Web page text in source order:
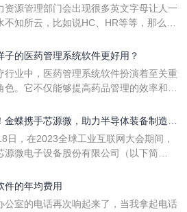
资源管理部门会出现很多英文字母让人一
不知所云，比如说HC、HR等等，那么它
子的医药管理系统软件更好用？
行业中，医药管理系统软件扮演着至关重
色。它不仅能够提高药品管理的效率和准
用的医药管理系统软件应具备以下特点。
地进行操作。 复杂的
金蝶携手芯源微，助力半导体装备制造领
迈向世界
日，在2023全球工业互联网大会期间，
源微电子设备股份有限公司（以下简
“金蝶”）在辽宁沈阳签署战略合作协议。
件的年均费用
公室的电话再次响起来了，当我拿起电话